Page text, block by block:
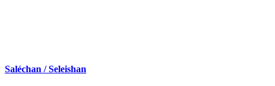
Saléchan / Seleishan